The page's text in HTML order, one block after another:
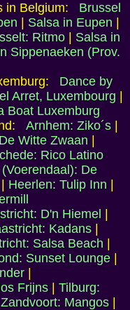
in Belgium: Brussel
Salsa in Eupen
Ritmo| Salsa in
Sippenaeken (Prov.
Dance by
Arret, Luxembourg
Boat Luxemburg
Arnhem: Ziko´s
Witte Zwaan
Rico Latino
De
Heerlen: Tulip Inn
D'n Hiemel
Kadans
Salsa Beach
Sunset Lounge|
Frijns| Tilburg:
Zandvoort: Mangos|